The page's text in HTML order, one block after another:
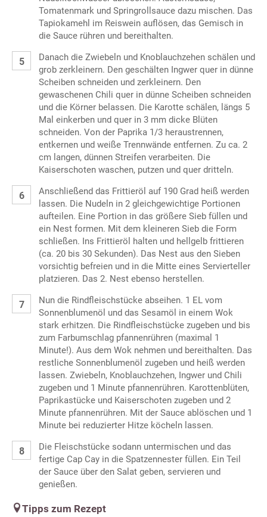
Tomatenmark und Springrollsauce dazu mischen. Das
Tapiokamehl im Reiswein auflösen, das Gemisch in
die Sauce rühren und bereithalten.
Danach die Zwiebeln und Knoblauchzehen schälen und
grob zerkleinern. Den geschälten Ingwer quer in dünne
Scheiben schneiden und zerkleinern. Den
gewaschenen Chili quer in dünne Scheiben schneiden
und die Körner belassen. Die Karotte schälen, längs 5
Mal einkerben und quer in 3 mm dicke Blüten
schneiden. Von der Paprika 1/3 heraustrennen,
entkernen und weiße Trennwände entfernen. Zu ca. 2
cm langen, dünnen Streifen verarbeiten. Die
Kaiserschoten waschen, putzen und quer dritteln.
Anschließend das Frittieröl auf 190 Grad heiß werden
lassen. Die Nudeln in 2 gleichgewichtige Portionen
aufteilen. Eine Portion in das größere Sieb füllen und
ein Nest formen. Mit dem kleineren Sieb die Form
schließen. Ins Frittieröl halten und hellgelb frittieren
(ca. 20 bis 30 Sekunden). Das Nest aus den Sieben
vorsichtig befreien und in die Mitte eines Servierteller
platzieren. Das 2. Nest ebenso herstellen.
Nun die Rindfleischstücke abseihen. 1 EL vom
Sonnenblumenöl und das Sesamöl in einem Wok
stark erhitzen. Die Rindfleischstücke zugeben und bis
zum Farbumschlag pfannenrühren (maximal 1
Minute!). Aus dem Wok nehmen und bereithalten. Das
restliche Sonnenblumenöl zugeben und heiß werden
lassen. Zwiebeln, Knoblauchzehen, Ingwer und Chili
zugeben und 1 Minute pfannenrühren. Karottenblüten,
Paprikastücke und Kaiserschoten zugeben und 2
Minute pfannenrühren. Mit der Sauce ablöschen und 1
Minute bei reduzierter Hitze köcheln lassen.
Die Fleischstücke sodann untermischen und das
fertige Cap Cay in die Spatzennester füllen. Ein Teil
der Sauce über den Salat geben, servieren und
genießen.
Tipps zum Rezept